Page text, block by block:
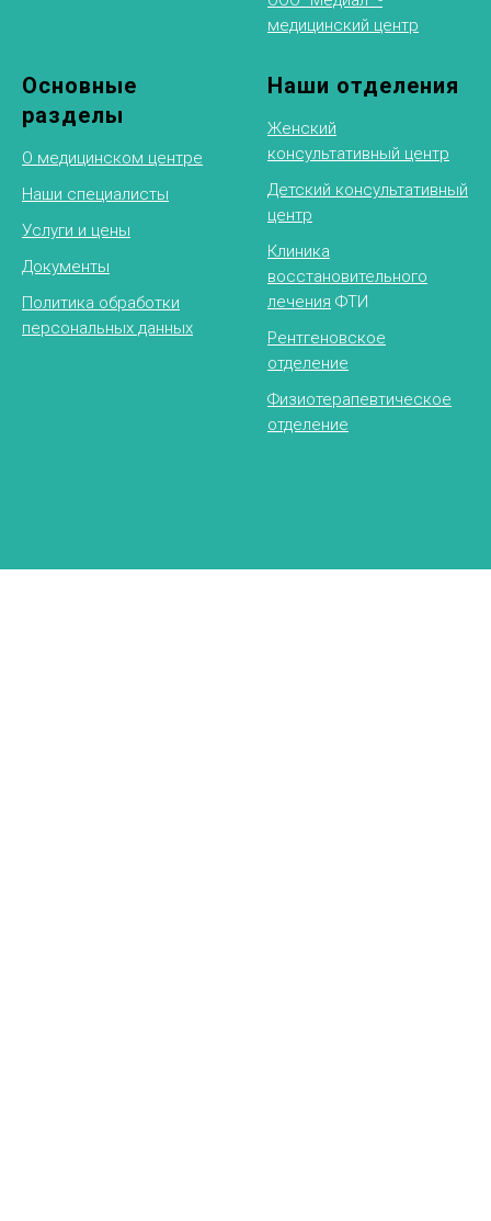
медицинский центр
Основные
разделы
О медицинском центре
Наши специалисты
Услуги и цены
Документы
Политика обработки
персональных данных
Наши отделения
Женский
консультативный центр
Детский консультативный
центр
Клиника
восстановительного
лечения ФТИ
Рентгеновское
отделение
Физиотерапевтическое
отделение